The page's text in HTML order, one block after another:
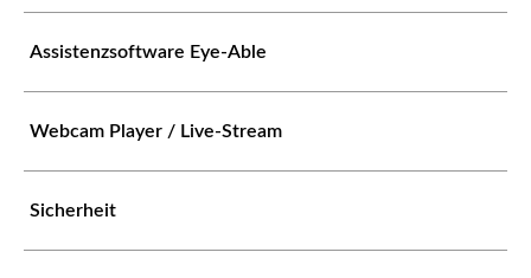
Assistenzsoftware Eye-Able
Webcam Player / Live-Stream
Sicherheit